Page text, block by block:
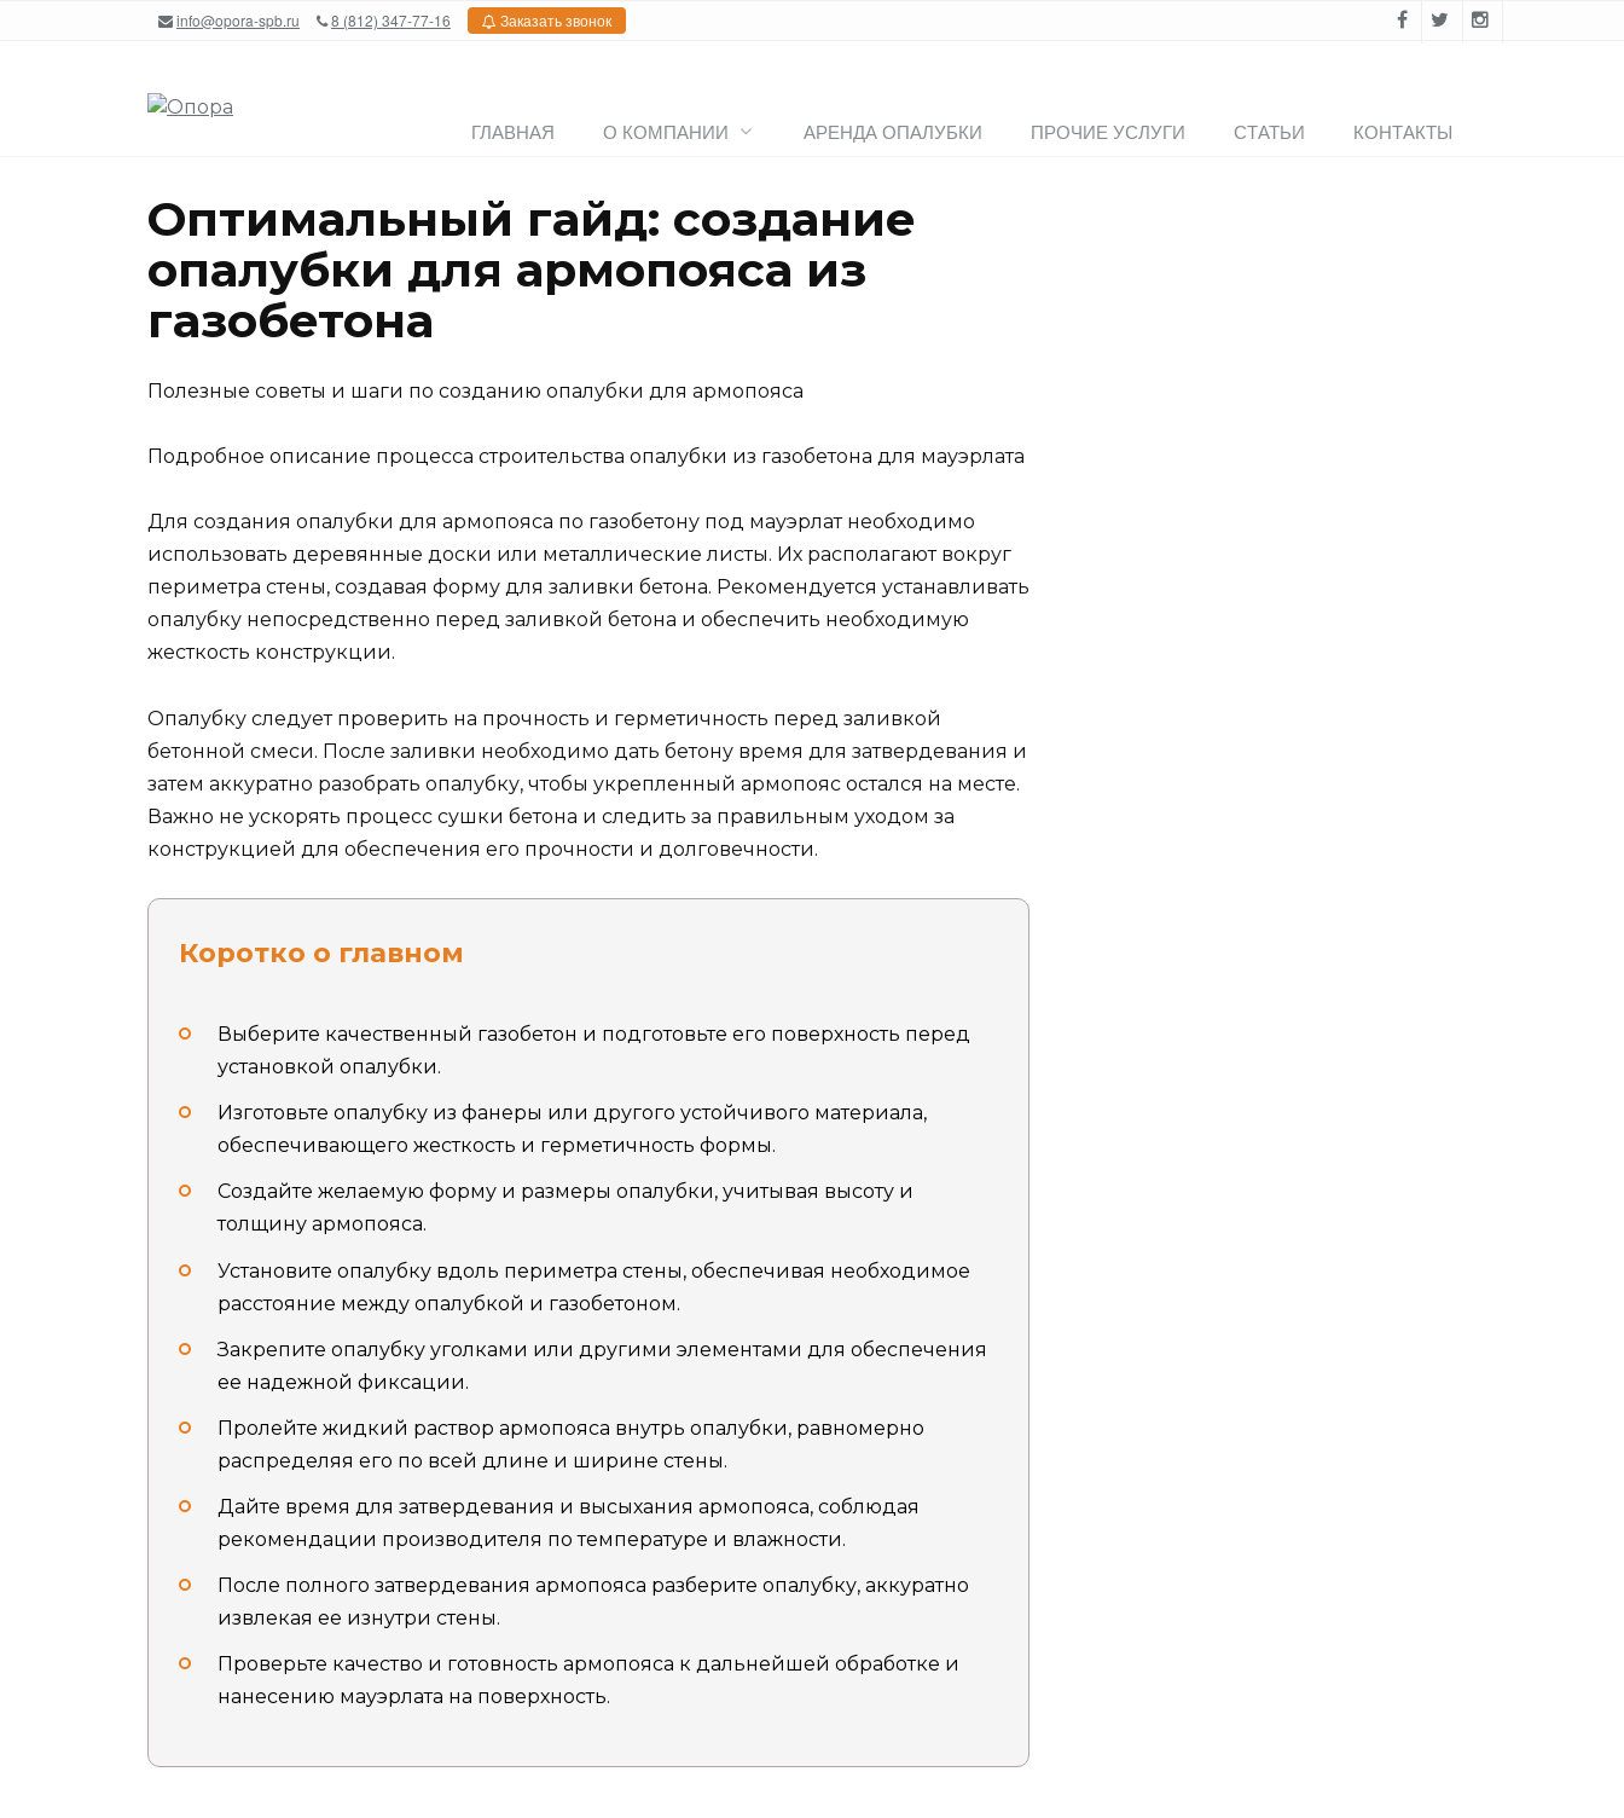
info@opora-spb.ru 8 (812) 347-77-16 Заказать звонок
ГЛАВНАЯ О КОМПАНИИ АРЕНДА ОПАЛУБКИ ПРОЧИЕ УСЛУГИ СТАТЬИ КОНТАКТЫ
Оптимальный гайд: создание
опалубки для армопояса из
газобетона
Полезные советы и шаги по созданию опалубки для армопояса
Подробное описание процесса строительства опалубки из газобетона для мауэрлата
Для создания опалубки для армопояса по газобетону под мауэрлат необходимо
использовать деревянные доски или металлические листы. Их располагают вокруг
периметра стены, создавая форму для заливки бетона. Рекомендуется устанавливать
опалубку непосредственно перед заливкой бетона и обеспечить необходимую
жесткость конструкции.
Опалубку следует проверить на прочность и герметичность перед заливкой
бетонной смеси. После заливки необходимо дать бетону время для затвердевания и
затем аккуратно разобрать опалубку, чтобы укрепленный армопояс остался на месте.
Важно не ускорять процесс сушки бетона и следить за правильным уходом за
конструкцией для обеспечения его прочности и долговечности.
Коротко о главном
Выберите качественный газобетон и подготовьте его поверхность перед
установкой опалубки.
Изготовьте опалубку из фанеры или другого устойчивого материала,
обеспечивающего жесткость и герметичность формы.
Создайте желаемую форму и размеры опалубки, учитывая высоту и
толщину армопояса.
Установите опалубку вдоль периметра стены, обеспечивая необходимое
расстояние между опалубкой и газобетоном.
Закрепите опалубку уголками или другими элементами для обеспечения
ее надежной фиксации.
Пролейте жидкий раствор армопояса внутрь опалубки, равномерно
распределяя его по всей длине и ширине стены.
Дайте время для затвердевания и высыхания армопояса, соблюдая
рекомендации производителя по температуре и влажности.
После полного затвердевания армопояса разберите опалубку, аккуратно
извлекая ее изнутри стены.
Проверьте качество и готовность армопояса к дальнейшей обработке и
нанесению мауэрлата на поверхность.